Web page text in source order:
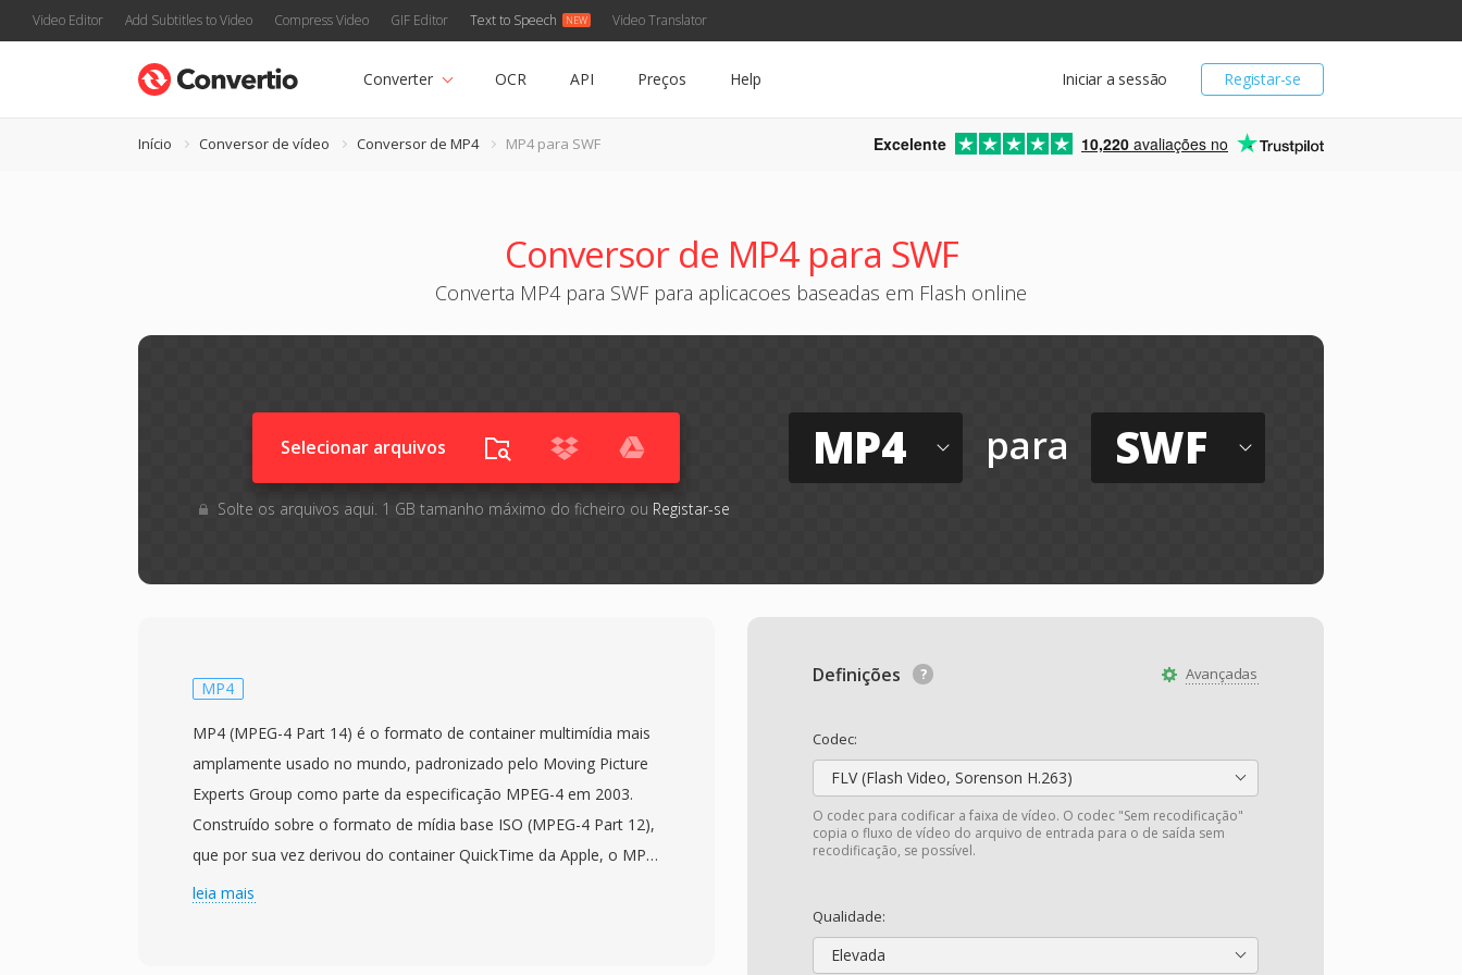
Video Editor Add Subtitles to Video Compress Video GIF Editor Text to Speech Video Translator
Registar-se
Iniciar a sessão
Converter OCR API Preços Help
Início Conversor de vídeo Conversor de MP4 MP4 para SWF Excelente 10,220 avaliações no
Conversor de MP4 para SWF
Converta MP4 para SWF para aplicacoes baseadas em Flash online
Selecionar arquivos
Solte os arquivos aqui. 1 GB tamanho máximo do ficheiro ou Registar-se
MP4 para SWF
Avançadas
Definições
Codec:
FLV (Flash Video, Sorenson H.263)
O codec para codificar a faixa de vídeo. O codec "Sem recodificação"
copia o fluxo de vídeo do arquivo de entrada para o de saída sem
recodificação, se possível.
Qualidade:
Elevada
MP4
MP4 (MPEG-4 Part 14) é o formato de container multimídia mais
amplamente usado no mundo, padronizado pelo Moving Picture
Experts Group como parte da especificação MPEG-4 em 2003.
Construído sobre o formato de mídia base ISO (MPEG-4 Part 12),
que por sua vez derivou do container QuickTime da Apple, o MP4
usá uma estrutura hierarquica de atomos/caixas que pode
leia mais